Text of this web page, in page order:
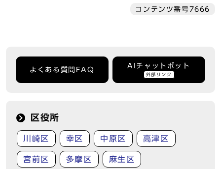
コンテンツ番号7666
よくある質問FAQ
AIチャットボット
外部リンク
区役所
川崎区 幸区 中原区 高津区
宮前区 多摩区 麻生区